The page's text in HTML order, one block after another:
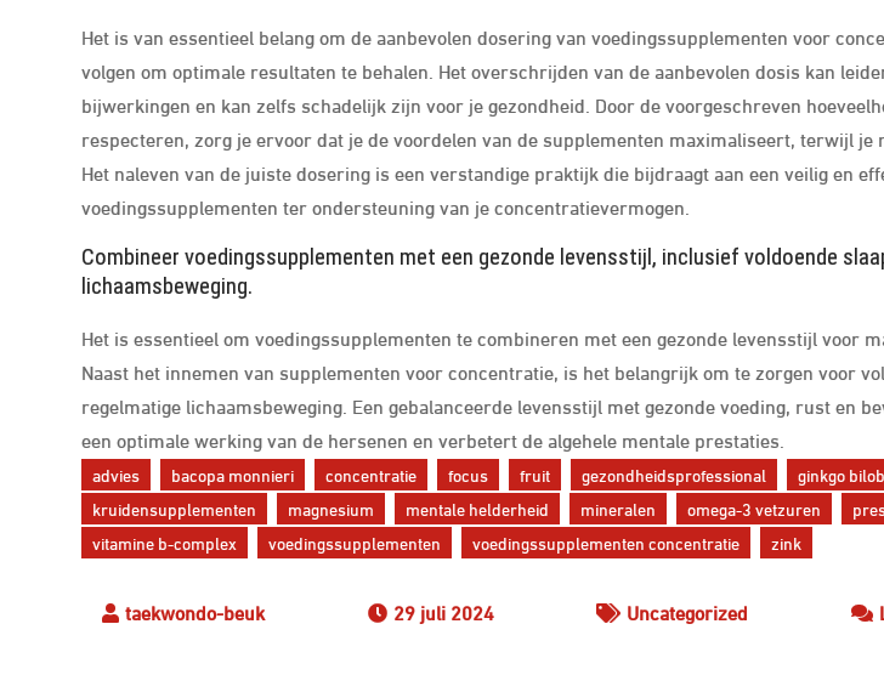
Het is van essentieel belang om de aanbevolen dosering van voedingssupplementen voor
volgen om optimale resultaten te behalen. Het overschrijden van de aanbevolen dosis kan
bijwerkingen en kan zelfs schadelijk zijn voor je gezondheid. Door de voorgeschreven
respecteren, zorg je ervoor dat je de voordelen van de supplementen maximaliseert, terwijl je
Het naleven van de juiste dosering is een verstandige praktijk die bijdraagt aan een veilig en
voedingssupplementen ter ondersteuning van je concentratievermogen.
Combineer voedingssupplementen met een gezonde levensstijl, inclusief voldoende
lichaamsbeweging.
Het is essentieel om voedingssupplementen te combineren met een gezonde levensstijl voor
Naast het innemen van supplementen voor concentratie, is het belangrijk om te zorgen voor
regelmatige lichaamsbeweging. Een gebalanceerde levensstijl met gezonde voeding, rust en
een optimale werking van de hersenen en verbetert de algehele mentale prestaties.
advies bacopa monnieri concentratie focus fruit gezondheidsprofessional ginkgo
kruidensupplementen
magnesium mentale helderheid mineralen omega-3 vetzuren
vitamine b-complex
voedingssupplementen voedingssupplementen concentratie zink
29 juli 2024 Uncategorized